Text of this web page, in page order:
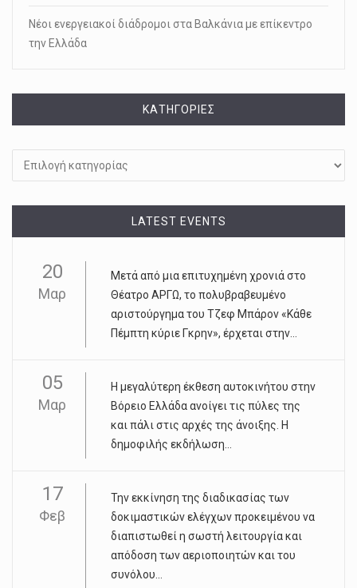
Νέοι ενεργειακοί διάδρομοι στα Βαλκάνια με επίκεντρο
την Ελλάδα
KΑΤΗΓΟΡΊΕΣ
LATEST EVENTS
20
Μαρ
Μετά από μια επιτυχημένη χρονιά στο
Θέατρο ΑΡΓΩ, το πολυβραβευμένο
αριστούργημα του Τζεφ Μπάρον «Κάθε
Πέμπτη κύριε Γκρην», έρχεται στην...
05
Μαρ
Η μεγαλύτερη έκθεση αυτοκινήτου στην
Βόρειο Ελλάδα ανοίγει τις πύλες της
και πάλι στις αρχές της άνοιξης. Η
δημοφιλής εκδήλωση...
17
Φεβ
Την εκκίνηση της διαδικασίας των
δοκιμαστικών ελέγχων προκειμένου να
διαπιστωθεί η σωστή λειτουργία και
απόδοση των αεριοποιητών και του
συνόλου...